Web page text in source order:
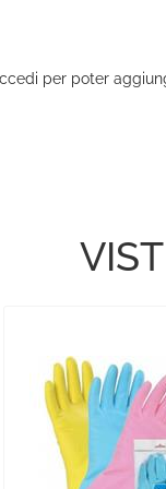
per poter